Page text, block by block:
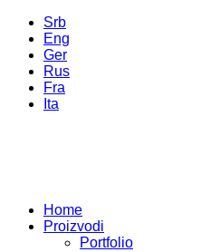
Srb
Eng
Ger
Rus
Fra
Ita
Home
Proizvodi
Portfolio